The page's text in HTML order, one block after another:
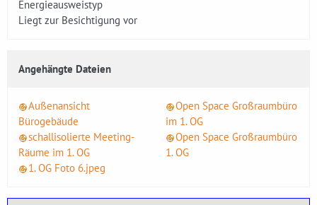
Energieausweistyp
Liegt zur Besichtigung vor
Angehängte Dateien
Außenansicht
Bürogebäude
Open Space Großraumbüro
im 1. OG
schallisolierte Meeting-
Räume im 1. OG
Open Space Großraumbüro
1. OG
1. OG Foto 6.jpeg